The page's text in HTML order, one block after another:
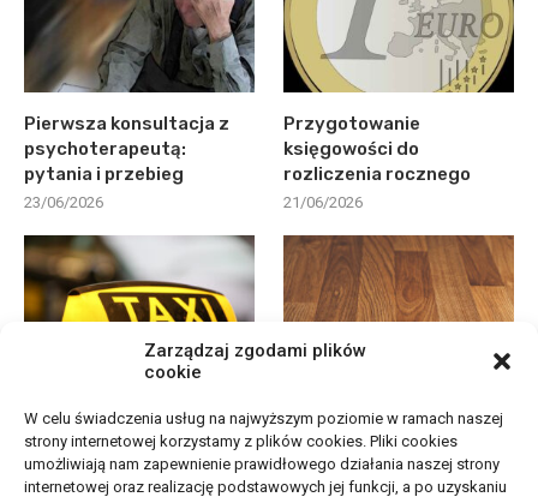
Zarządzaj zgodami plików
cookie
W celu świadczenia usług na najwyższym poziomie w ramach naszej
strony internetowej korzystamy z plików cookies. Pliki cookies
umożliwiają nam zapewnienie prawidłowego działania naszej strony
internetowej oraz realizację podstawowych jej funkcji, a po uzyskaniu
Pierwsza konsultacja z
psychoterapeutą:
pytania i przebieg
23/06/2026
Przygotowanie
księgowości do
rozliczenia rocznego
21/06/2026
Jak wygodnie
zaplanować przejazd taxi
w okolicy Starego...
Deska podłogowa do
salonu: jak porównać ją
z...